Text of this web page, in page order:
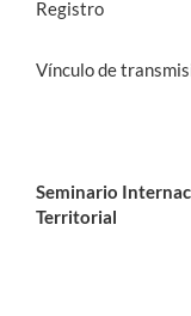
Registro
Vínculo de
Seminario
Territorial